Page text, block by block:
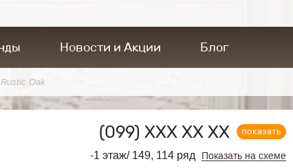
Новости и Акции Блог
Oak
(099) ХХХ ХХ ХХ показать
-1 этаж/ 149, 114 ряд Показать на схеме